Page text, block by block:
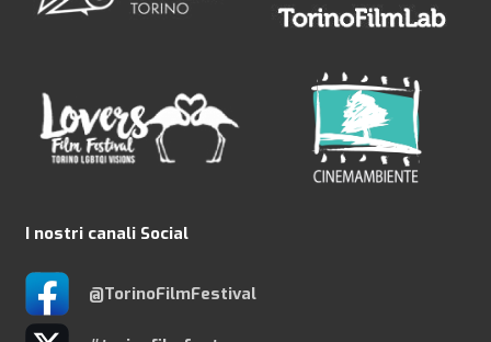
I nostri canali Social
@TorinoFilmFestival